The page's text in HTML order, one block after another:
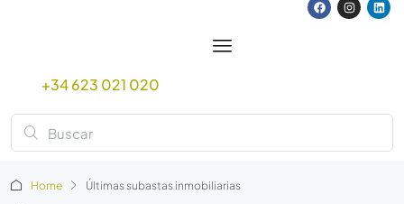
+34 623 021 020
Home Últimas subastas inmobiliarias